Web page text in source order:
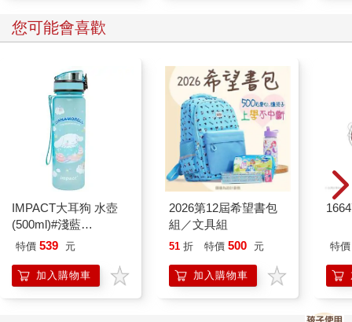
您可能會喜歡
IMPACT大耳狗 水壺
(500ml)#淺藍
IMCMB01LB
特價 539 元
加入購物車
2026第12屆希望書包
組／文具組
51 折 特價 500 元
加入購物車
特價